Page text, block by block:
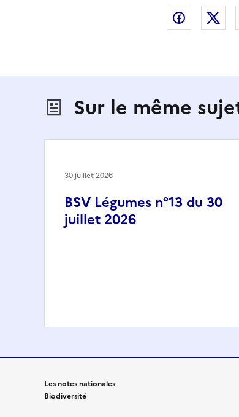
Partager
Sur le même
BSV Légumes n°13 du 30
juillet 2026
30 juillet 2026
Les notes nationales
Biodiversité